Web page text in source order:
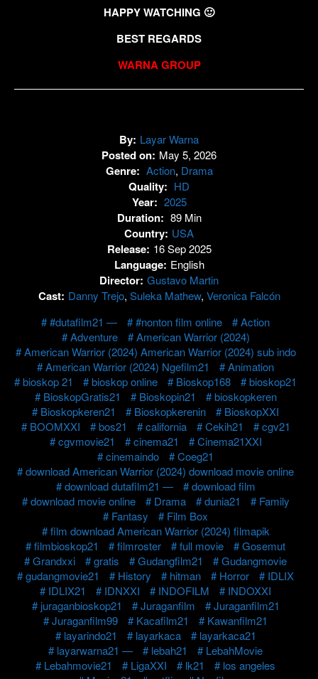
HAPPY WATCHING 🙂
BEST REGARDS
WARNA GROUP
By: Layar Warna
Posted on: May 5, 2026
Genre: Action, Drama
Quality: HD
Year: 2025
Duration: 89 Min
Country: USA
Release: 16 Sep 2025
Language: English
Director: Gustavo Martin
Cast: Danny Trejo, Suleka Mathew, Veronica Falcón
#dutafilm21 —
#nonton film online
Action
Adventure
American Warrior (2024)
American Warrior (2024) American Warrior (2024) sub indo
American Warrior (2024) Ngefilm21
Animation
bioskop 21
bioskop online Bioskop168
bioskop21
BioskopGratis21
Bioskopin21
bioskopkeren
Bioskopkeren21
Bioskopkerenin
BioskopXXI
BOOMXXI
bos21 california Cekih21
cgv21
cgvmovie21
cinema21
Cinema21XXI
cinemaindo
Coeg21
download American Warrior (2024) download movie online
download dutafilm21 —
download film
download movie online
Drama dunia21
Family
Fantasy
Film Box
film download American Warrior (2024) filmapik
filmbioskop21
filmroster full movie
Gosemut
Grandxxi
gratis Gudangfilm21
Gudangmovie
gudangmovie21
History hitman Horror
IDLIX
IDLIX21
IDNXXI INDOFILM
INDOXXI
juraganbioskop21
Juraganfilm
Juraganfilm21
Juraganfilm99
Kacafilm21
Kawanfilm21
layarindo21
layarkaca
layarkaca21
layarwarna21 —
lebah21
LebahMovie
Lebahmovie21
LigaXXI lk21
los angeles